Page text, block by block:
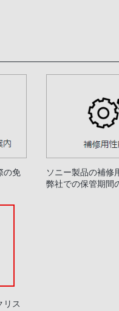
の免
ソニー製品の補修
弊社での保管期間
リス